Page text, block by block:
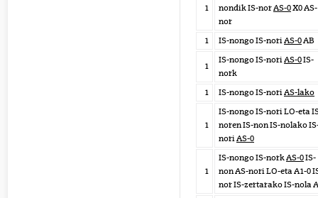
1
nondik IS-norAS-0X0 AS-
nor
1
IS-nongo IS-noriAS-0AB
1
IS-nongo IS-noriAS-0IS-
nork
1
IS-nongo IS-noriAS-lako
1
IS-nongo IS-nori LO-eta
noren IS-non IS-nolako
noriAS-0
1
IS-nongo IS-norkAS-0IS-
non AS-nori LO-eta A1-0
nor IS-zertarako IS-nola